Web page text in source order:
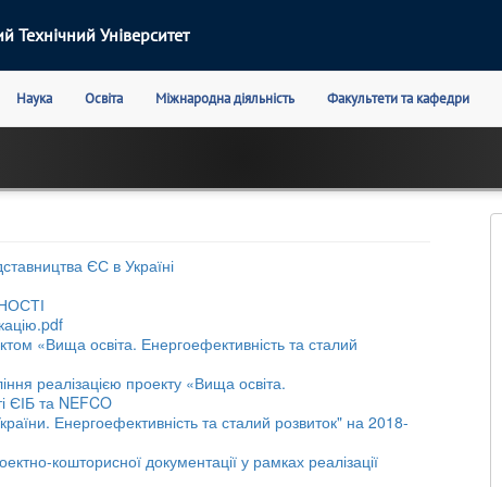
Технічний Університет
Наука Освіта Міжнародна діяльність Факультети та кафедри
ЄС в Україні
«Вища освіта. Енергоефективність та сталий
реалізацією проекту «Вища освіта.
ЄІБ та NEFCO
Енергоефективність та сталий розвиток" на 2018-
кошторисної документації у рамках реалізації